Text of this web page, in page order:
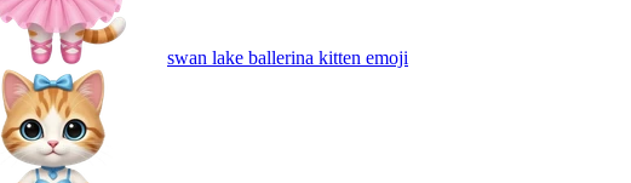
swan lake ballerina kitten emoji